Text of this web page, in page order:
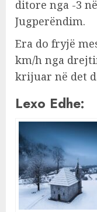
ditore nga -3
Jugperëndim.
Era do fryjë
km/h nga
krijuar në det
Lexo Edhe: